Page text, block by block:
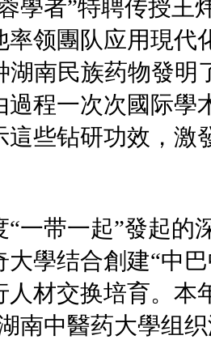
者”特聘传授王
率领團队应用現代
湖南民族药物發明
過程一次次國际學
這些钻研功效，激
带一起”發起的
大學结合創建“中
人材交换培育。本
南中醫药大學组